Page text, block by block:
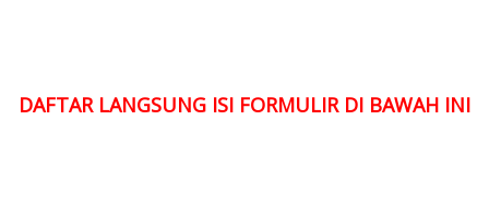
DAFTAR LANGSUNG ISI FORMULIR DI BAWAH INI